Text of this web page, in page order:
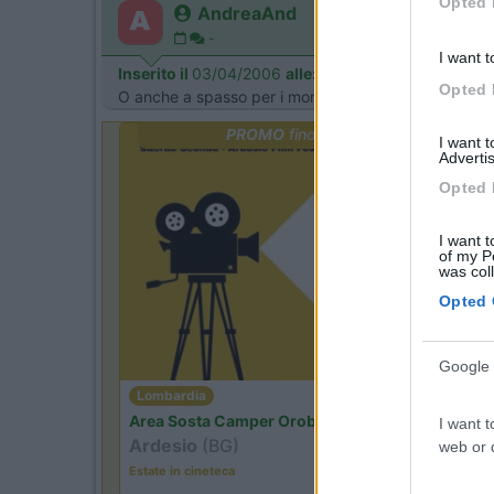
I want
Opted
I want
Opted
I want
of my
was
Opted
Google
I want
web or
AndreaAnd
-
Inserito il 03/04/2006 alle:
O anche a spasso per i monti della Tolfa.....
PROMOfino al 12/08/26
Lombardia
Area Sosta Camper Orobie
Ardesio (BG)
Estate in cineteca